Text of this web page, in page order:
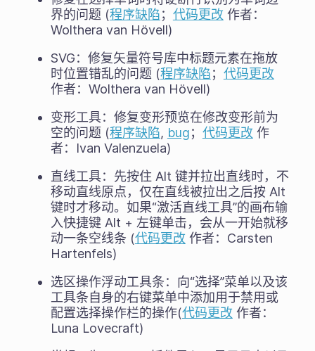
界的问题 (程序缺陷； 代码更改作者：
Wolthera van Hövell)
SVG：修复矢量符号库中标题元素在拖放
时位置错乱的问题 (程序缺陷； 代码更改
作者：Wolthera van Hövell)
变形工具：修复变形预览在修改变形前为
空的问题 (程序缺陷, bug； 代码更改作
者：Ivan Valenzuela)
直线工具：先按住 Alt 键并拉出直线时，不
移动直线原点，仅在直线被拉出之后按 Alt
键时才移动。如果“激活直线工具”的画布输
入快捷键 Alt + 左键单击，会从一开始就移
动一条空线条 (代码更改作者：Carsten
Hartenfels)
选区操作浮动工具条：向“选择”菜单以及该
工具条自身的右键菜单中添加用于禁用或
配置选择操作栏的操作(代码更改作者：
Luna Lovecraft)